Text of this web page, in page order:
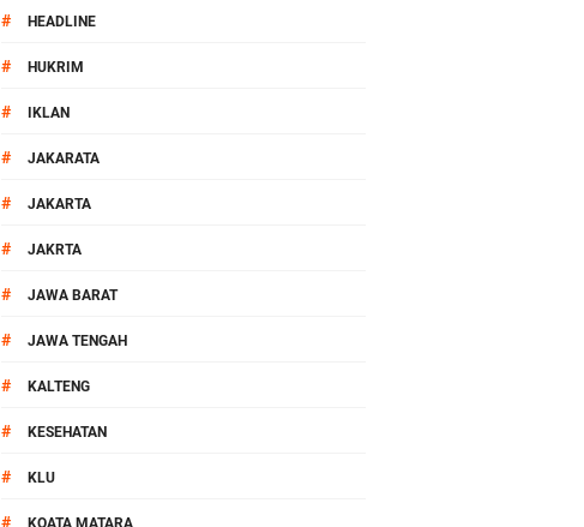
# HEADLINE
# HUKRIM
# IKLAN
# JAKARATA
# JAKARTA
# JAKRTA
# JAWA BARAT
# JAWA TENGAH
# KALTENG
# KESEHATAN
# KLU
# KOATA MATARA